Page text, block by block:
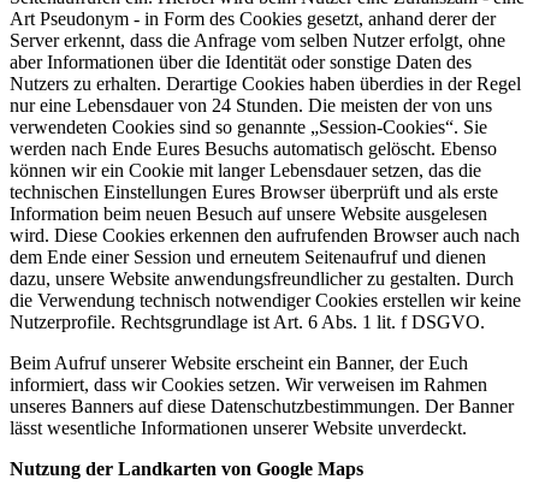
Art Pseudonym - in Form des Cookies gesetzt, anhand derer der
Server erkennt, dass die Anfrage vom selben Nutzer erfolgt, ohne
aber Informationen über die Identität oder sonstige Daten des
Nutzers zu erhalten. Derartige Cookies haben überdies in der Regel
nur eine Lebensdauer von 24 Stunden. Die meisten der von uns
verwendeten Cookies sind so genannte „Session-Cookies“. Sie
werden nach Ende Eures Besuchs automatisch gelöscht. Ebenso
können wir ein Cookie mit langer Lebensdauer setzen, das die
technischen Einstellungen Eures Browser überprüft und als erste
Information beim neuen Besuch auf unsere Website ausgelesen
wird. Diese Cookies erkennen den aufrufenden Browser auch nach
dem Ende einer Session und erneutem Seitenaufruf und dienen
dazu, unsere Website anwendungsfreundlicher zu gestalten. Durch
die Verwendung technisch notwendiger Cookies erstellen wir keine
Nutzerprofile. Rechtsgrundlage ist Art. 6 Abs. 1 lit. f DSGVO.
Beim Aufruf unserer Website erscheint ein Banner, der Euch
informiert, dass wir Cookies setzen. Wir verweisen im Rahmen
unseres Banners auf diese Datenschutzbestimmungen. Der Banner
lässt wesentliche Informationen unserer Website unverdeckt.
Nutzung der Landkarten von Google Maps